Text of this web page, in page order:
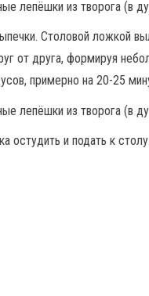
Столовой ложкой
от друга, формируя
примерно на 20-25
остудить и подать к столу.